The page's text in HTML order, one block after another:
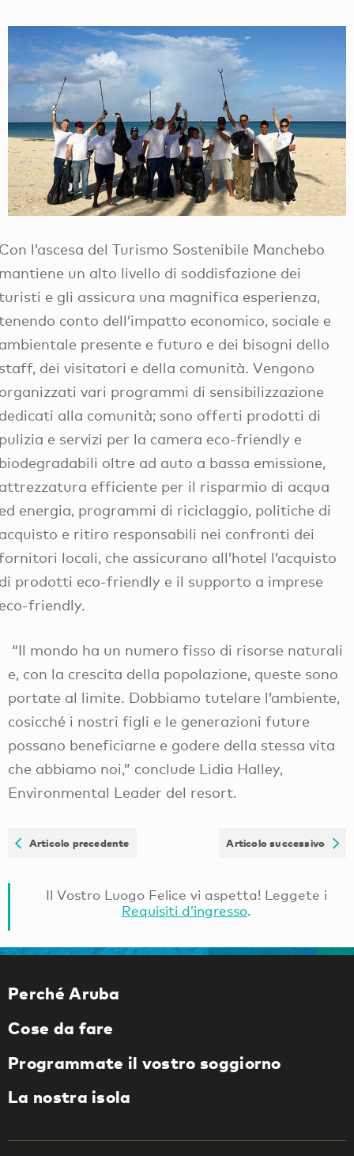
l’ascesa del Turismo Sostenibile Manchebo
un alto livello di soddisfazione dei
e gli assicura una magnifica esperienza,
conto dell’impatto economico, sociale e
presente e futuro e dei bisogni dello
dei visitatori e della comunità. Vengono
vari programmi di sensibilizzazione
alla comunità; sono offerti prodotti di
e servizi per la camera eco-friendly e
oltre ad auto a bassa emissione,
efficiente per il risparmio di acqua
energia, programmi di riciclaggio, politiche di
e ritiro responsabili nei confronti dei
locali, che assicurano all’hotel l’acquisto
prodotti eco-friendly e il supporto a imprese
friendly.
“Il mondo ha un numero fisso di risorse naturali
e, con la crescita della popolazione, queste sono
portate al limite. Dobbiamo tutelare l’ambiente,
cosicché i nostri figli e le generazioni future
possano beneficiarne e godere della stessa vita
che abbiamo noi,” conclude Lidia Halley,
Environmental Leader del resort.
Articolo precedente Articolo successivo
Il Vostro Luogo Felice vi aspetta! Leggete i
Requisiti d’ingresso.
Perché Aruba
Cose da fare
Programmate il vostro soggiorno
La nostra isola